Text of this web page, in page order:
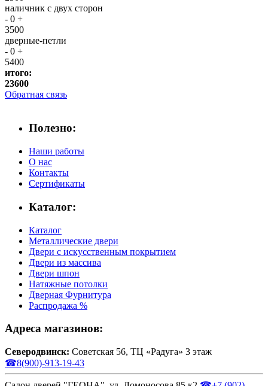
наличник с двух сторон
- 0 +
3500
дверные-петли
- 0 +
5400
итого:
23600
Обратная связь
Полезно:
Наши работы
О нас
Контакты
Сертификаты
Каталог:
Каталог
Металлические двери
Двери с искусственным покрытием
Двери из массива
Двери шпон
Натяжные потолки
Дверная Фурнитура
Распродажа %
Адреса магазинов:
Северодвинск: Советская 56, ТЦ «Радуга» 3 этаж
☎8(900)-913-19-43